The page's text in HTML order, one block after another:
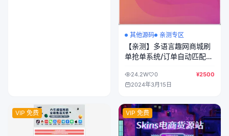
其他源码 亲测专区
【亲测】多语言趣网商城刷
单抢单系统/订单自动匹配
后台/前端html+后端PHP
24.2W 0
¥2500
2024年3月15日
VIP 免费 VIP 免费